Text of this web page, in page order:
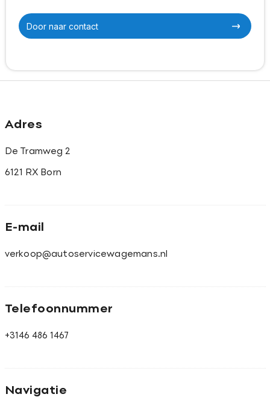
Door naar contact
Adres
De Tramweg 2
6121 RX Born
E-mail
verkoop@autoservicewagemans.nl
Telefoonnummer
+3146 486 1467
Navigatie